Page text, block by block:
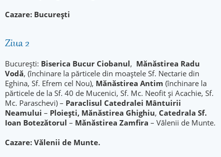
Cazare: București
Ziua 2
București: Biserica Bucur Ciobanul, Mănăstirea Radu
Vodă, (închinare la părticele din moaștele Sf. Nectarie din
Eghina, Sf. Efrem cel Nou), Mănăstirea Antim (închinare la
părticele de la Sf. 40 de Mucenici, Sf. Mc. Neofit și Acachie, Sf.
Mc. Paraschevi) – Paraclisul Catedralei Mântuirii
Neamului – Ploiești, Mănăstirea Ghighiu, Catedrala Sf.
Ioan Botezătorul – Mănăstirea Zamfira – Vălenii de Munte.
Cazare: Vălenii de Munte.